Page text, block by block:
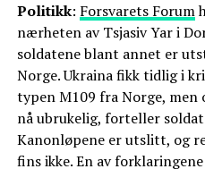
Politikk: Forsvarets Forum
nærheten av Tsjasiv Yar i
soldatene blant annet er
Norge. Ukraina fikk tidlig i
typen M109 fra Norge, men
nå ubrukelig, forteller
Kanonløpene er utslitt, og
fins ikke. En av